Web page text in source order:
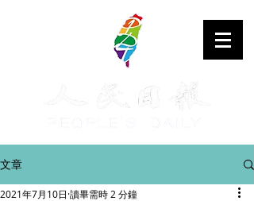
文章
2021年7月10日 讀畢需時 2 分鐘